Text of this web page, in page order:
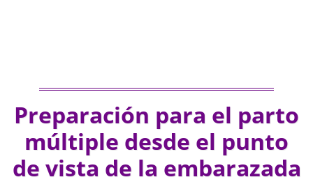
Preparación para el parto
múltiple desde el punto
de vista de la embarazada